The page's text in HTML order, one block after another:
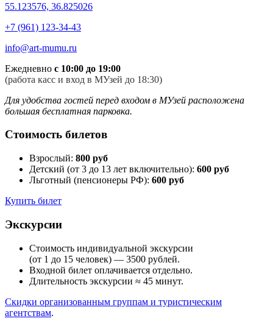
55.123576, 36.825026
+7 (961) 123-34-43
info@art-mumu.ru
Ежедневно с 10:00 до 19:00
(работа касс и вход в МУзей до 18:30)
Для удобства гостей перед входом в МУзей расположена
большая бесплатная парковка.
Стоимость билетов
Взрослый: 800 руб
Детский (от 3 до 13 лет включительно): 600 руб
Льготный (пенсионеры РФ): 600 руб
Купить билет
Экскурсии
Стоимость индивидуальной экскурсии
(от 1 до 15 человек) — 3500 рублей.
Входной билет оплачивается отдельно.
Длительность экскурсии ≈ 45 минут.
Скидки организованным группам и туристическим
агентствам.